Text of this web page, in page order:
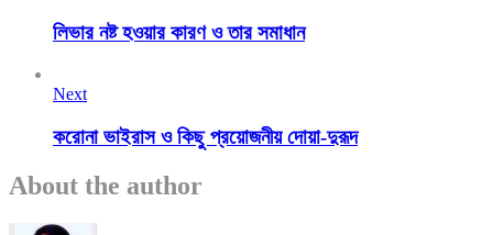
লিভার নষ্ট হওয়ার কারণ ও তার সমাধান
Next
করোনা ভাইরাস ও কিছু প্রয়োজনীয় দোয়া-দুরূদ
About the author